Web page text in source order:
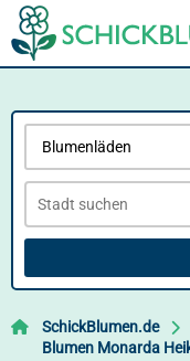
SchickBlumen.de
Blumen Monarda